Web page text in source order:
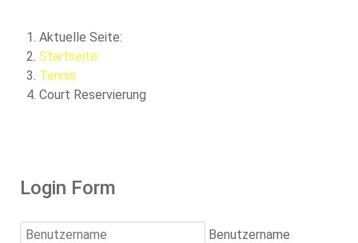
Aktuelle Seite:
Startseite
Tennis
Court Reservierung
Login Form
Benutzername